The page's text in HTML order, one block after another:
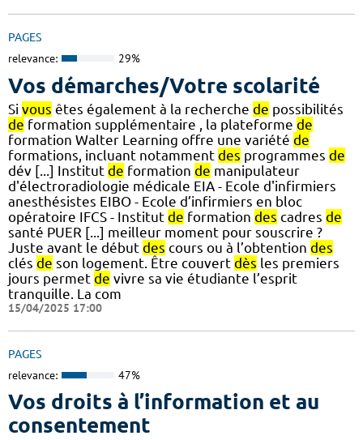
PAGES
relevance: 29%
Vos démarches/Votre scolarité
Si vous êtes également à la recherche de possibilités
de formation supplémentaire , la plateforme de
formation Walter Learning offre une variété de
formations, incluant notamment des programmes de
dév [...] Institut de formation de manipulateur
d'électroradiologie médicale EIA - Ecole d'infirmiers
anesthésistes EIBO - Ecole d’infirmiers en bloc
opératoire IFCS - Institut de formation des cadres de
santé PUER [...] meilleur moment pour souscrire ?
Juste avant le début des cours ou à l’obtention des
clés de son logement. Être couvert dès les premiers
jours permet de vivre sa vie étudiante l’esprit
tranquille. La com
15/04/2025 17:00
PAGES
relevance: 47%
Vos droits à l’information et au
consentement